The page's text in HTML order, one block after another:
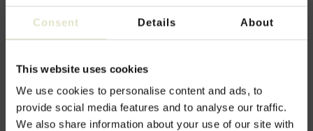
Consent Details About
This website uses cookies
We use cookies to personalise content and ads, to
provide social media features and to analyse our traffic.
We also share information about your use of our site with